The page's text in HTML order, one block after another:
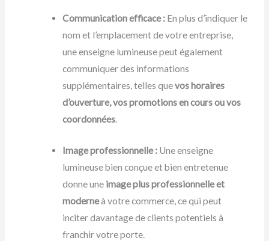
Communication efficace : En plus d’indiquer le
nom et l’emplacement de votre entreprise,
une enseigne lumineuse peut également
communiquer des informations
supplémentaires, telles quevos horaires
d’ouverture, vos promotions en cours ou vos
coordonnées.
Image professionnelle : Une enseigne
lumineuse bien conçue et bien entretenue
donne une image plus professionnelle et
moderneà votre commerce, ce qui peut
inciter davantage de clients potentiels à
franchir votre porte.